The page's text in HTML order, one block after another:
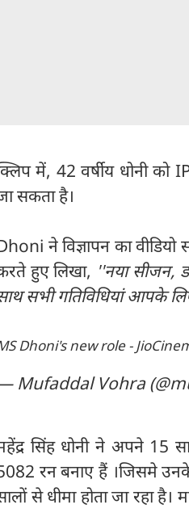
में, 42 वर्षीय धोनी को
सकता है।
ने विज्ञापन का
हुए लिखा, ''नया सीजन,
सभी गतिविधियां आपके
Dhoni's new role -
Mufaddal Vohra
सिंह धोनी ने अपने
रन बनाए हैं ।जिसमे
से धीमा होता जा रहा